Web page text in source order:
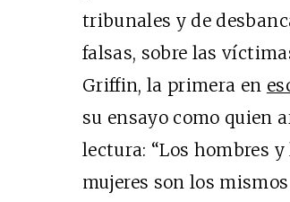
tribunales y de
falsas, sobre las
Griffin, la primera en
su ensayo como quien
lectura: “Los hombres
mujeres son los
Cine
EDICIÓN
SUSCRÍBETE